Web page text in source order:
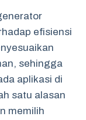
efisiensi
sehingga
aplikasi di
satu alasan
memilih